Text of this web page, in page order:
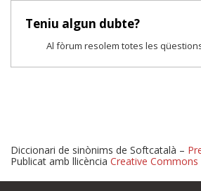
Teniu algun dubte?
Al fòrum resolem totes les
Diccionari de sinònims de Softcatalà –
Publicat amb llicència Creative Commons